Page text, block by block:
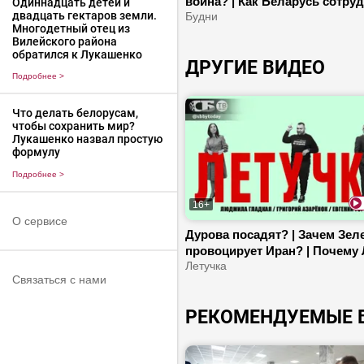
двадцать гектаров земли.
Многодетный отец из
Вилейского района
обратился к Лукашенко
Подробнее >
Что делать белорусам,
чтобы сохранить мир?
Лукашенко назвал простую
формулу
Подробнее >
О сервисе
Связаться с нами
с Алжиром? | Как развивается
Будни
ДРУГИЕ ВИДЕО
16+
Дурова посадят? | Зачем
провоцирует Иран? | Почему
вымирает?
Летучка
РЕКОМЕНДУЕМЫЕ